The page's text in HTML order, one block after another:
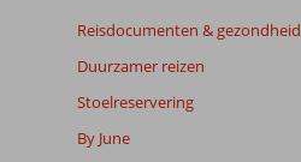
Reisdocumenten & gezondheid
Duurzamer reizen
Stoelreservering
By June